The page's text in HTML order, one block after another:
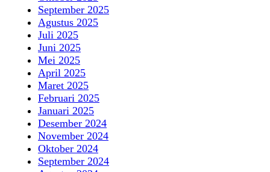
September 2025
Agustus 2025
Juli 2025
Juni 2025
Mei 2025
April 2025
Maret 2025
Februari 2025
Januari 2025
Desember 2024
November 2024
Oktober 2024
September 2024